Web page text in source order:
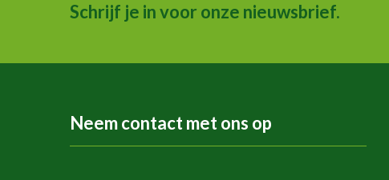
Schrijf je in voor onze nieuwsbrief.
Neem contact met ons op